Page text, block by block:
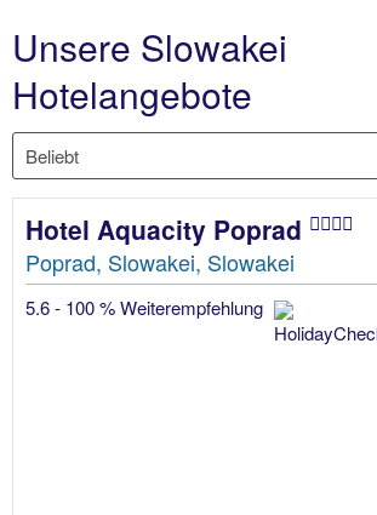
Unsere Slowakei
Hotelangebote
Hotel Aquacity Poprad
Poprad, Slowakei, Slowakei
5.6 - 100 % Weiterempfehlung